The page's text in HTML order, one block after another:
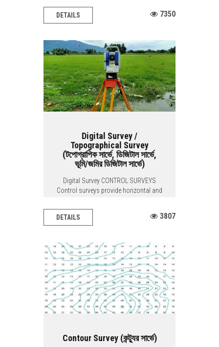
DETAILS 7350
Digital Survey /
Topographical Survey
(টপোগ্রাপিক সার্ভে, ডিজিটাল সার্ভে,
ভূমি/জমির ডিজিটাল সার্ভে)
Digital Survey CONTROL SURVEYS
Control surveys provide horizontal and
DETAILS 3807
Contour Survey (কন্ট্যুর সার্ভে)